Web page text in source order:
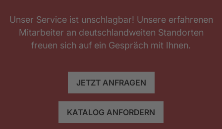
Unser Service ist unschlagbar! Unsere erfahrenen
Mitarbeiter an deutschlandweiten Standorten
freuen sich auf ein Gespräch mit Ihnen.
JETZT ANFRAGEN
KATALOG ANFORDERN